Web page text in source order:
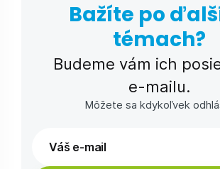
Bažíte po
témach?
Budeme vám ich
e-⁠mailu.
Môžete sa kdykoľvek